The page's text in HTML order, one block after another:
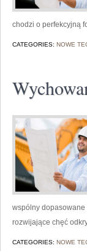
chodzi o perfekcyjną
CATEGORIES: NOWE
wspólny dopasowane
rozwijające chęć
CATEGORIES: NOWE